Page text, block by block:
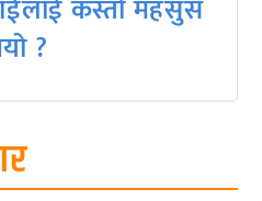
कस्तो महसुस
?